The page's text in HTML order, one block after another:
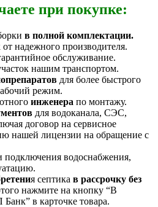
при покупке:
в полной комплектации.
от надежного производителя.
обслуживание.
нашим транспортом.
для более быстрого
режим.
инженера по монтажу.
для водоканала, СЭС,
договор на сервисное
нашей лицензии на обращение с
водоснабжения,
я септика в рассрочку без
нажмите на кнопку “В
в карточке товара.